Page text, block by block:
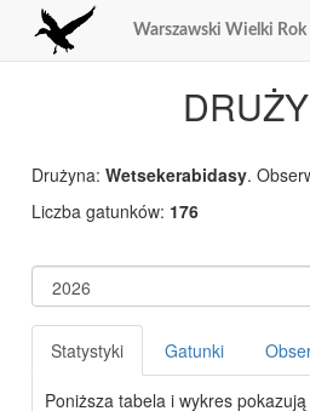
Warszawski Wielki Rok
Drużyna:Wetsekerabidasy.
Liczba gatunków: 176
Statystyki Gatunki
Poniższa tabela i wykres